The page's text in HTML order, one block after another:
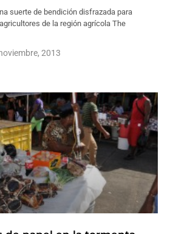
suerte de bendición disfrazada para
de la región agrícola The
2013